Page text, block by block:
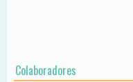
Colaboradores